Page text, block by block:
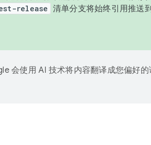
release 清单分支将始终引用推送
会使用 AI 技术将内容翻译成您偏好的